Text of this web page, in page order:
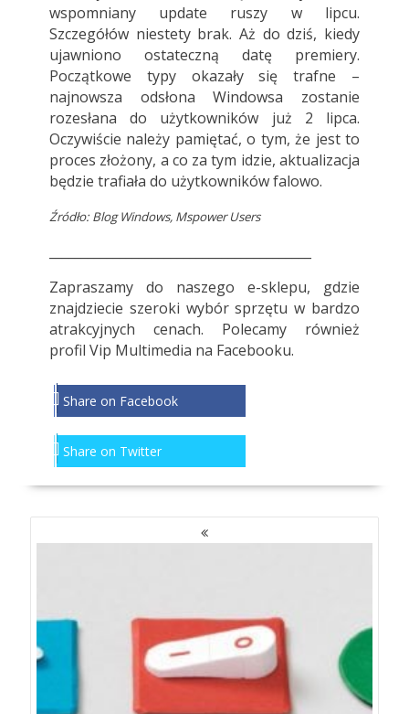
wspomniany update ruszy w lipcu.
Szczegółów niestety brak. Aż do dziś, kiedy
ujawniono ostateczną datę premiery.
Początkowe typy okazały się trafne –
najnowsza odsłona Windowsa zostanie
rozesłana do użytkowników już 2 lipca.
Oczywiście należy pamiętać, o tym, że jest to
proces złożony, a co za tym idzie, aktualizacja
będzie trafiała do użytkowników falowo.
Źródło: Blog Windows, Mspower Users
Zapraszamy do naszego e-sklepu, gdzie
znajdziecie szeroki wybór sprzętu w bardzo
atrakcyjnych cenach. Polecamy również
profil Vip Multimedia na Facebooku.
Share on Facebook
Share on Twitter
NAWIGACJA